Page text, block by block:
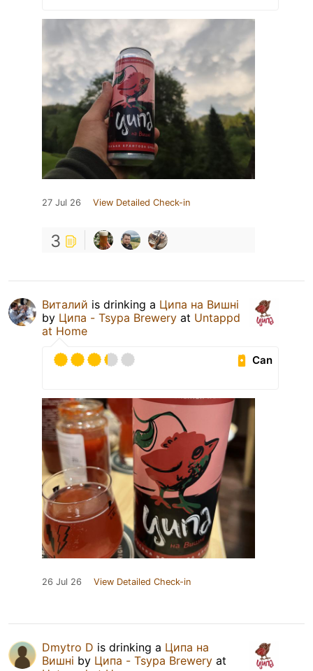
27 Jul 26 View Detailed Check-in
3
Виталий is drinking a Ципа на Вишні
by Ципа - Tsypa Brewery at Untappd
at Home
Can
26 Jul 26 View Detailed Check-in
Dmytro D is drinking a Ципа на
Вишні by Ципа - Tsypa Brewery at